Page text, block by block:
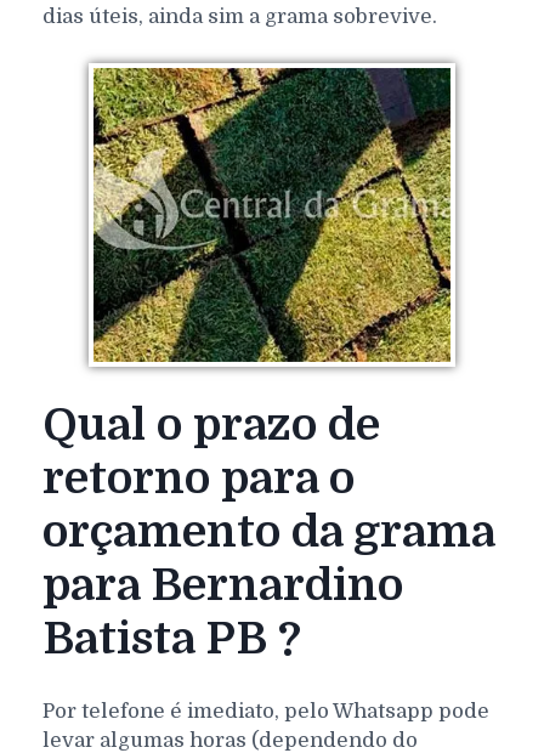
dias úteis, ainda sim a grama sobrevive.
Qual o prazo de
retorno para o
orçamento da grama
para Bernardino
Batista PB ?
Por telefone é imediato, pelo Whatsapp pode
levar algumas horas (dependendo do